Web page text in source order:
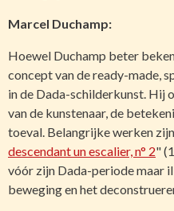
Marcel Duchamp:
Hoewel Duchamp beter
concept van de ready-made,
in de Dada-schilderkunst. Hij
van de kunstenaar, de
toeval. Belangrijke werken
descendant un escalier, n° 2"
vóór zijn Dada-periode maar
beweging en het